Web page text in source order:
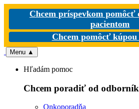
Chcem príspevkom pomôcť
pacientom
Chcem pomôcť
Menu ▲
Hľadám pomoc
Chcem poradiť od
Onkoporadňa